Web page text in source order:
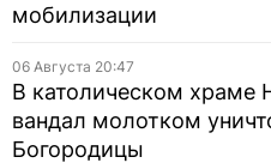
мобилизации
06 Августа 20:47
В католическом храме
вандал молотком
Богородицы